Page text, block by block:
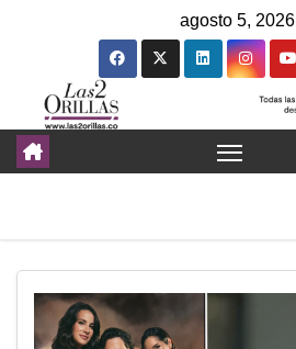
agosto 5, 2026